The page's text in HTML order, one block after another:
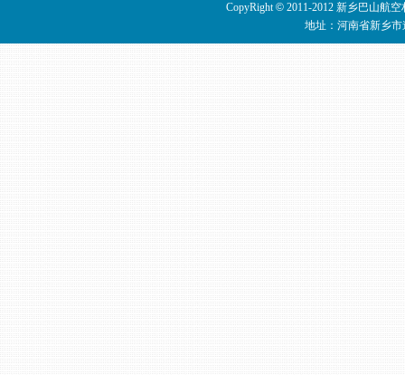
CopyRight©2011-2012 新乡巴山航
地址：河南省新乡